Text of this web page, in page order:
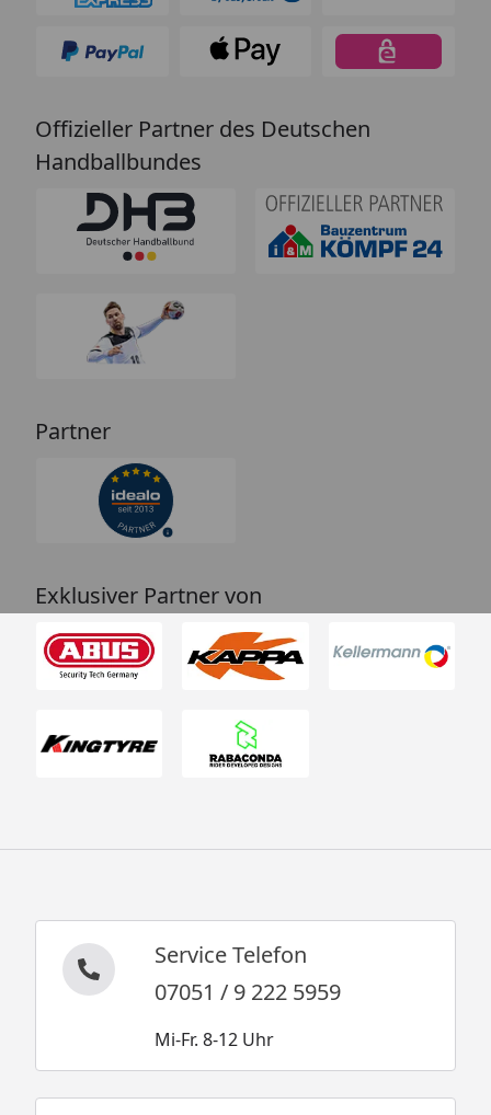
Offizieller Partner des Deutschen
Handballbundes
Partner
Exklusiver Partner von
Service Telefon
07051 / 9 222 5959
Mi-Fr. 8-12 Uhr